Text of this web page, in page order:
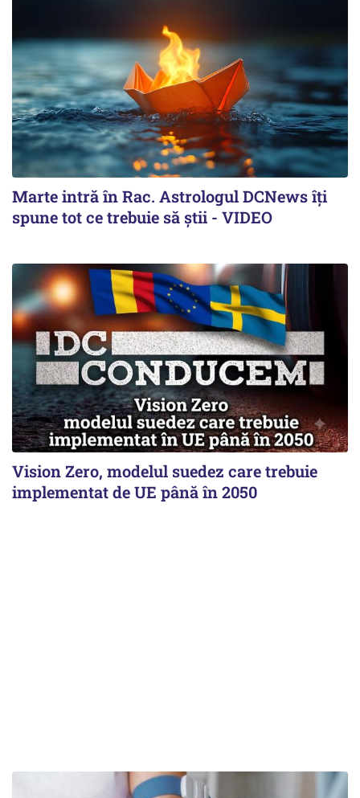
Marte intră în Rac. Astrologul DCNews îți
spune tot ce trebuie să știi - VIDEO
Vision Zero, modelul suedez care trebuie
implementat de UE până în 2050